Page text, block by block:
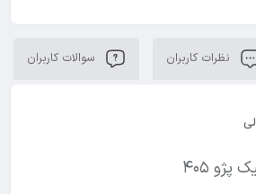
نظرات کاربران سوالات کاربران
۴۰۵